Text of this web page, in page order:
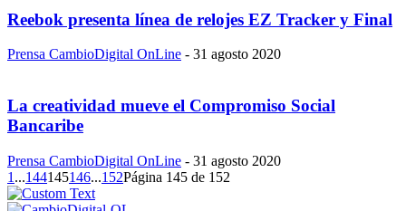
Reebok presenta línea de relojes EZ Tracker y Final
Prensa CambioDigital OnLine - 31 agosto 2020
La creatividad mueve el Compromiso Social
Bancaribe
Prensa CambioDigital OnLine - 31 agosto 2020
1 ...144145146...152Página 145 de 152